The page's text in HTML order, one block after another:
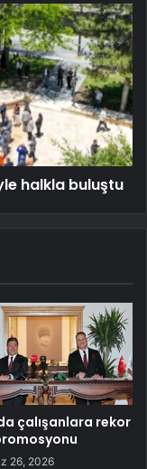
halkla buluştu
çalışanlara rekor
26, 2026